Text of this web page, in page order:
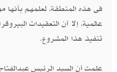
فى هذه المنطقة، لعلمهم
عالمية، إلا أن التعقيدات
تنفيذ هذا المشروع.
علمت أن السيد الرئيس